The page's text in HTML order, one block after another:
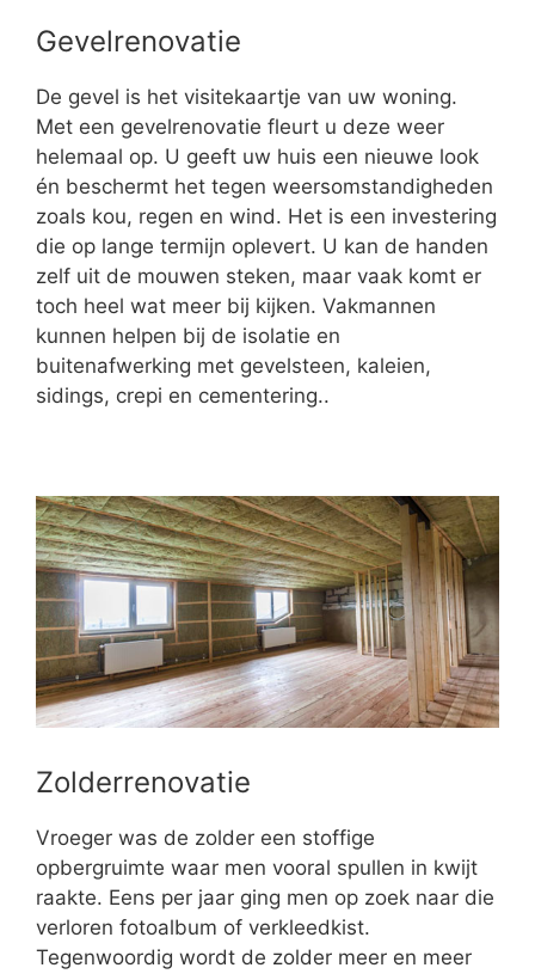
Gevelrenovatie
De gevel is het visitekaartje van uw woning.
Met een gevelrenovatie fleurt u deze weer
helemaal op. U geeft uw huis een nieuwe look
én beschermt het tegen weersomstandigheden
zoals kou, regen en wind. Het is een investering
die op lange termijn oplevert. U kan de handen
zelf uit de mouwen steken, maar vaak komt er
toch heel wat meer bij kijken. Vakmannen
kunnen helpen bij de isolatie en
buitenafwerking met gevelsteen, kaleien,
sidings, crepi en cementering..
Zolderrenovatie
Vroeger was de zolder een stoffige
opbergruimte waar men vooral spullen in kwijt
raakte. Eens per jaar ging men op zoek naar die
verloren fotoalbum of verkleedkist.
Tegenwoordig wordt de zolder meer en meer